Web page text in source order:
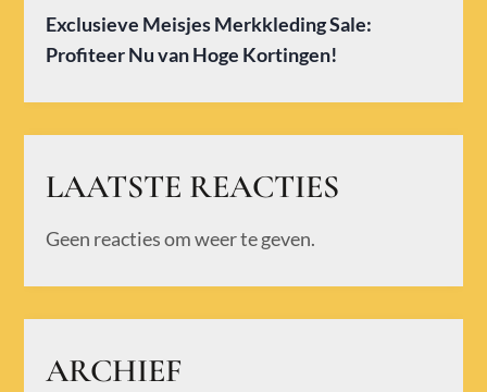
Exclusieve Meisjes Merkkleding Sale:
Profiteer Nu van Hoge Kortingen!
LAATSTE REACTIES
Geen reacties om weer te geven.
ARCHIEF